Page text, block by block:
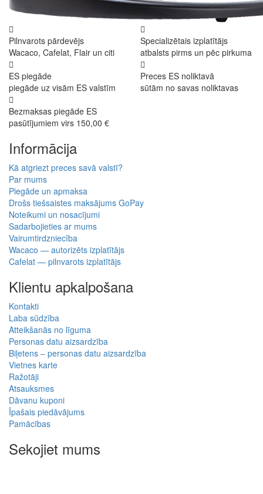
Pilnvarots pārdevējs
Wacaco, Cafelat, Flair un citi
Specializētais izplatītājs
atbalsts pirms un pēc pirkuma
ES piegāde
piegāde uz visām ES valstīm
Preces ES noliktavā
sūtām no savas noliktavas
Bezmaksas piegāde ES
pasūtījumiem virs 150,00 €
Informācija
Kā atgriezt preces savā valstī?
Par mums
Piegāde un apmaksa
Drošs tiešsaistes maksājums GoPay
Noteikumi un nosacījumi
Sadarbojieties ar mums
Vairumtirdzniecība
Wacaco — autorizēts izplatītājs
Cafelat — pilnvarots izplatītājs
Klientu apkalpošana
Kontakti
Laba sūdzība
Atteikšanās no līguma
Personas datu aizsardzība
Biļetens – personas datu aizsardzība
Vietnes karte
Ražotāji
Atsauksmes
Dāvanu kuponi
Īpašais piedāvājums
Pamācības
Sekojiet mums